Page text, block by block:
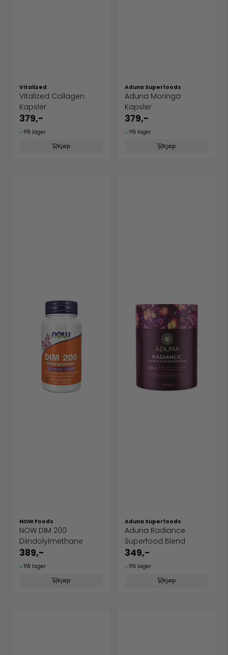
Vitalized
Vitalized Collagen
Kapsler
379,-
På lager
Kjøp
Aduna Superfoods
Aduna Moringa
Kapsler
379,-
På lager
Kjøp
NOW Foods
NOW DIM 200
Diindolylmethane
389,-
På lager
Kjøp
Aduna Superfoods
Aduna Radiance
Superfood Blend
349,-
På lager
Kjøp